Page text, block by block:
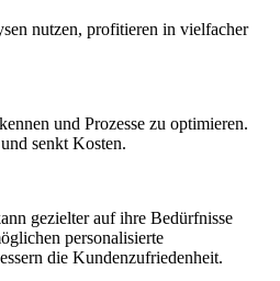
nutzen, profitieren in vielfacher
und Prozesse zu optimieren.
senkt Kosten.
gezielter auf ihre Bedürfnisse
personalisierte
die Kundenzufriedenheit.